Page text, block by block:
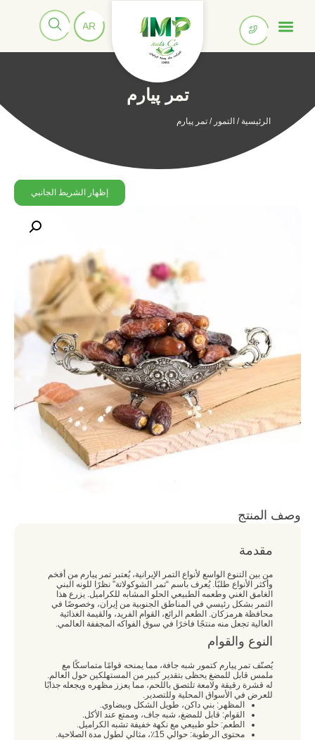
تمر پیارم
الرئيسية / التمور / تمر پیارم
إظهار الشريط الجانبي
وصف المنتج
مقدمة
من بين التنوع الواسع لأنواع التمر الإيرانية، يُعتبر تمر پیارم من أفخم
وأكثر الأنواع طلبًا. يُعرف باسم “تمر الشوكولاتة” نظرًا للونه البني
الغامق الغني وطعمه الطبيعي الحلو المشابه للكراميل. يزرع هذا
التمر بشكل رئيسي في المناطق الجنوبية من إيران، وخصوصًا في
محافظة هرمزكان. الطعم الرائع، القوام الفريد، والقيمة الغذائية
العالية تجعل منه منتجًا فاخرًا في سوق الفواكه المجففة العالمي.
النوع والقوام
يُصنّف تمر پیارم كتمور شبه جافة، مما يمنحه قوامًا متماسكًا مع
ملمس قابل للمضغ يحظى بتقدير كبير من المستهلكين حول العالم.
له قشرة رقيقة ولامعة تلتصق باللحم، مما يعزز مظهره ويجعله جذابًا
للعرض في الأسواق المحلية وللتصدير.
المظهر: بني داكن، طويل الشكل وبيضاوي.
القوام: قابل للمضغ، شبه جاف، وممتع عند الأكل.
الطعم: حلو طبيعي مع نكهة خفيفة تشبه الكراميل.
محتوى الرطوبة: حوالي 15٪، مثالي لطول مدة الصلاحية.